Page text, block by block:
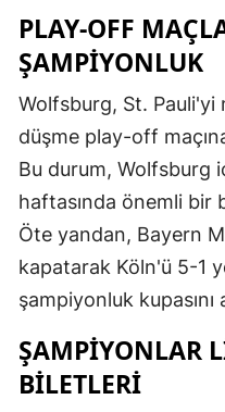
PLAY-OFF
ŞAMPIYONLUK
Wolfsburg, St. Pauli'yi
düşme play-off
Bu durum, Wolfsburg
haftasında önemli bir
Öte yandan, Bayern
kapatarak Köln'ü 5-1
şampiyonluk kupasını
ŞAMPIYONLAR
BILETLERI